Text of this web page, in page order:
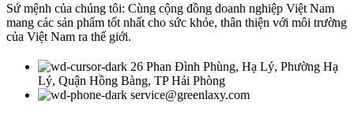
Sứ mệnh của chúng tôi: Cùng cộng đồng doanh nghiệp Việt Nam
mang các sản phẩm tốt nhất cho sức khỏe, thân thiện với môi trường
của Việt Nam ra thế giới.
26 Phan Đình Phùng, Hạ Lý, Phường Hạ
Lý, Quận Hồng Bàng, TP Hải Phòng
service@greenlaxy.com